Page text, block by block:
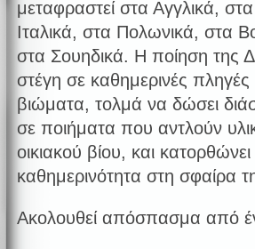
μεταφραστεί στα Αγγλικά,
Ιταλικά, στα Πολωνικά, στα
στα Σουηδικά. Η ποίηση της
στέγη σε καθημερινές
βιώματα, τολμά να δώσει
σε ποιήματα που αντλούν
οικιακού βίου, και
καθημερινότητα στη σφαίρα
Ακολουθεί απόσπασμα από